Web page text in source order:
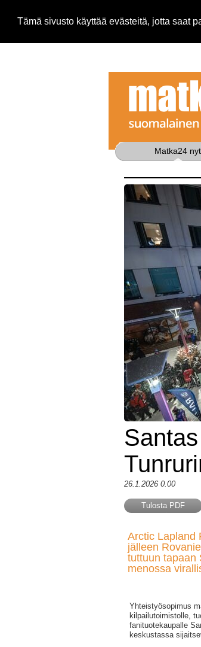
Tämä sivusto käyttää evästeitä, jotta saat
Matka24 nyt
26.1.2026 0.00
Tulosta PDF
Arctic Lapland
jälleen
tuttuun tapaan
menossa
Yhteistyösopimus
kilpailutoimistolle,
fanituotekaupalle
keskustassa